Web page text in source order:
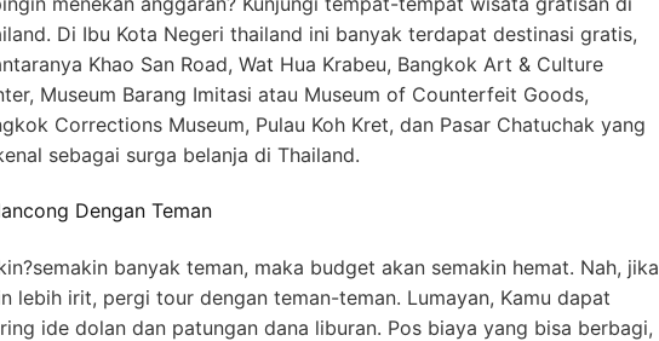
Di Ibu Kota Negeri thailand ini banyak terdapat destinasi gratis,
Khao San Road, Wat Hua Krabeu, Bangkok Art & Culture
Museum Barang Imitasi atau Museum of Counterfeit Goods,
Corrections Museum, Pulau Koh Kret, dan Pasar Chatuchak yang
sebagai surga belanja di Thailand.
Dengan Teman
banyak teman, maka budget akan semakin hemat. Nah, jika
lebih irit, pergi tour dengan teman-teman. Lumayan, Kamu dapat
ide dolan dan patungan dana liburan. Pos biaya yang bisa berbagi,